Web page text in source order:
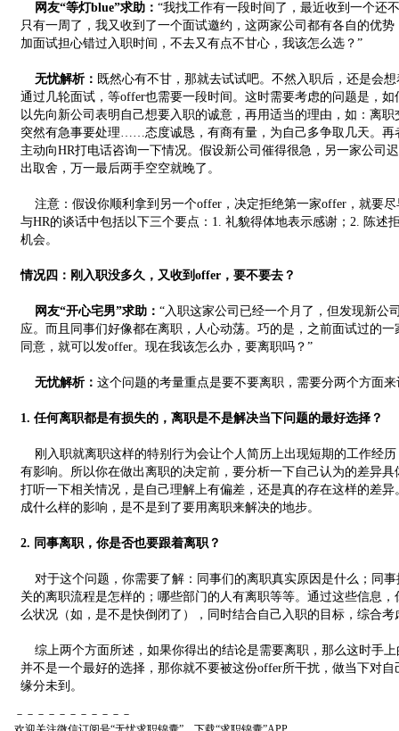
网友“等灯blue”求助： “我找工作有一段时间了，最近收到一个还
只有一周了，我又收到了一个面试邀约，这两家公司都有各自的优
加面试担心错过入职时间，不去又有点不甘心，我该怎么选？”
无忧解析： 既然心有不甘，那就去试试吧。不然入职后，还是会
通过几轮面试，等offer也需要一段时间。这时需要考虑的问题是，
以先向新公司表明自己想要入职的诚意，再用适当的理由，如：离
突然有急事要处理……态度诚恳，有商有量，为自己多争取几天。再
主动向HR打电话咨询一下情况。假设新公司催得很急，另一家公司
出取舍，万一最后两手空空就晚了。
注意：假设你顺利拿到另一个offer，决定拒绝第一家offer，就要
与HR的谈话中包括以下三个要点：1. 礼貌得体地表示感谢；2. 陈述
机会。
情况四：刚入职没多久，又收到offer，要不要去？
网友“开心宅男”求助： “入职这家公司已经一个月了，但发现新公
应。而且同事们好像都在离职，人心动荡。巧的是，之前面试过的
同意，就可以发offer。现在我该怎么办，要离职吗？”
无忧解析： 这个问题的考量重点是要不要离职，需要分两个方面
1. 任何离职都是有损失的，离职是不是解决当下问题的最好选择？
刚入职就离职这样的特别行为会让个人简历上出现短期的工作经
有影响。所以你在做出离职的决定前，要分析一下自己认为的差异
打听一下相关情况，是自己理解上有偏差，还是真的存在这样的差
成什么样的影响，是不是到了要用离职来解决的地步。
2. 同事离职，你是否也要跟着离职？
对于这个问题，你需要了解：同事们的离职真实原因是什么；同
关的离职流程是怎样的；哪些部门的人有离职等等。通过这些信息
么状况（如，是不是快倒闭了），同时结合自己入职的目标，综合考
综上两个方面所述，如果你得出的结论是需要离职，那么这时手
并不是一个最好的选择，那你就不要被这份offer所干扰，做当下对
缘分未到。
－－－－－－－－－－－